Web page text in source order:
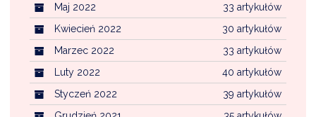
33 artykułów
Maj 2022
30 artykułów
Kwiecień 2022
33 artykułów
Marzec 2022
40 artykułów
Luty 2022
39 artykułów
Styczeń 2022